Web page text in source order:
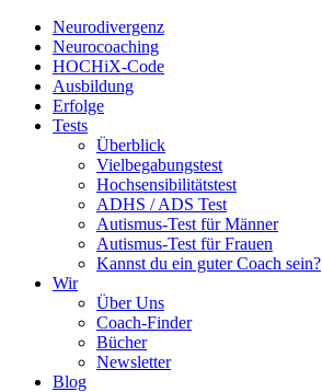
Neurodivergenz
Neurocoaching
HOCHiX-Code
Ausbildung
Erfolge
Tests
Überblick
Vielbegabungstest
Hochsensibilitätstest
ADHS / ADS Test
Autismus-Test für Männer
Autismus-Test für Frauen
Kannst du ein guter Coach sein?
Wir
Über Uns
Coach-Finder
Bücher
Newsletter
Blog